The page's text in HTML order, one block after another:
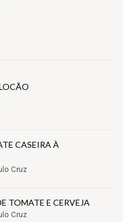
CASEIRA À
Cruz
TOMATE E CERVEJA
Cruz